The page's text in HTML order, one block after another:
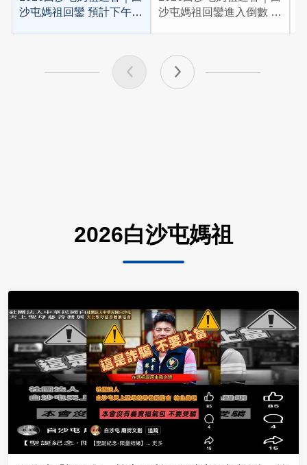
沙屯媽祖回鑾 預計下午
沙屯媽祖回鑾進入倒數 預
2026白沙屯媽祖